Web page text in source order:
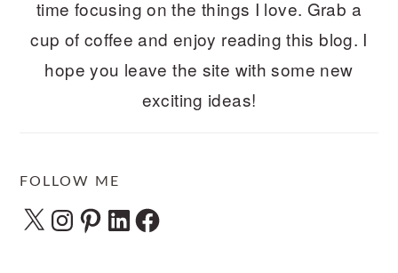
time focusing on the things I love. Grab a
cup of coffee and enjoy reading this blog. I
hope you leave the site with some new
exciting ideas!
FOLLOW ME
X Instagram
Pinterest
LinkedInFacebook